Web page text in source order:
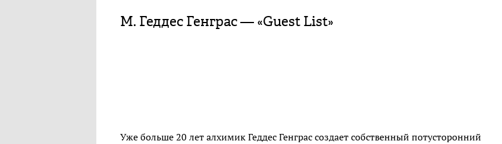
М. Геддес Генграс — «Guest List»
Уже больше 20 лет алхимик Геддес Генграс создает собственный потусторонний